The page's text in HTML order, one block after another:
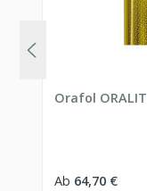
Orafol
Regulärer Preis:
Ab 64,70 €